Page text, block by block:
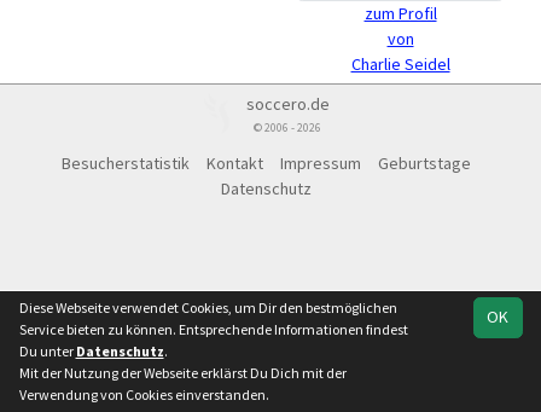
zum Profil
von
Charlie Seidel
soccero.de
© 2006 - 2026
Besucherstatistik Kontakt Impressum
Geburtstage
Datenschutz
OK
Diese Webseite verwendet Cookies, um Dir den bestmöglichen
Service bieten zu können. Entsprechende Informationen findest
Du unter Datenschutz.
Mit der Nutzung der Webseite erklärst Du Dich mit der
Verwendung von Cookies einverstanden.